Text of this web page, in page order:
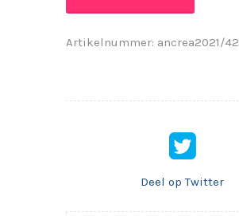
Artikelnummer: ancrea2021/42
Deel op Twitter